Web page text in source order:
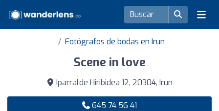
Fotógrafos de bodas en Irun
Scene in love
Iparralde Hiribidea 12, 20304, Irun
645 74 56 41